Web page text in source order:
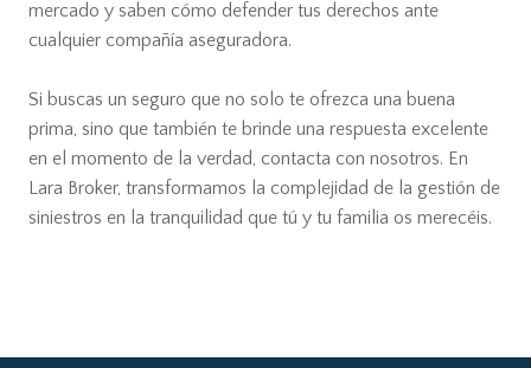
mercado y saben cómo defender tus derechos ante
cualquier compañía aseguradora.
Si buscas un seguro que no solo te ofrezca una buena
prima, sino que también te brinde una respuesta excelente
en el momento de la verdad, contacta con nosotros. En
Lara Broker, transformamos la complejidad de la gestión de
siniestros en la tranquilidad que tú y tu familia os merecéis.